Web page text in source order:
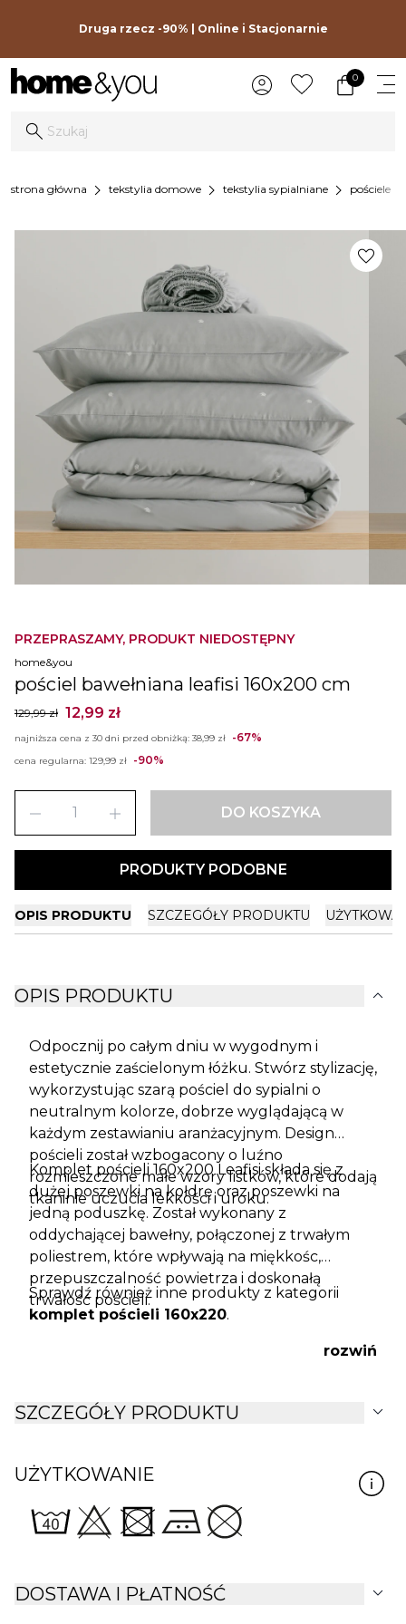
Druga rzecz -90% | Online i Stacjonarnie
0
strona główna chevron_right tekstylia domowe chevron_right tekstylia sypialniane chevron_right pościele
PRZEPRASZAMY, PRODUKT NIEDOSTĘPNY
home&you
pościel bawełniana leafisi 160x200 cm
129,99 zł 12,99 zł
najniższa cena z 30 dni przed obniżką: 38,99 zł -67%
cena regularna: 129,99 zł -90%
remove add DO KOSZYKA
PRODUKTY PODOBNE
favorite
OPIS PRODUKTU SZCZEGÓŁY PRODUKTU
OPIS PRODUKTU expand_more
Odpocznij po całym dniu w wygodnym i
estetycznie zaścielonym łóżku. Stwórz stylizację,
wykorzystując szarą pościel do sypialni o
neutralnym kolorze, dobrze wyglądającą w
każdym zestawianiu aranżacyjnym. Design
pościeli został wzbogacony o luźno
rozmieszczone małe wzory listków, które dodają
tkaninie uczucia lekkości i uroku.
Komplet pościeli 160x200 Leafisi składa się z
dużej poszewki na kołdrę oraz poszewki na
jedną poduszkę. Został wykonany z
oddychającej bawełny, połączonej z trwałym
poliestrem, które wpływają na miękkośc,
przepuszczalność powietrza i doskonałą
trwałość pościeli.
Sprawdź również inne produkty z kategorii
komplet pościeli 160x220.
rozwiń
SZCZEGÓŁY PRODUKTU expand_more
UŻYTKOWANIE
DOSTAWA I PŁATNOŚĆ expand_more